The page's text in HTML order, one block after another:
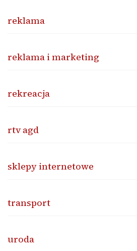
reklama
reklama i marketing
rekreacja
rtv agd
sklepy internetowe
transport
uroda